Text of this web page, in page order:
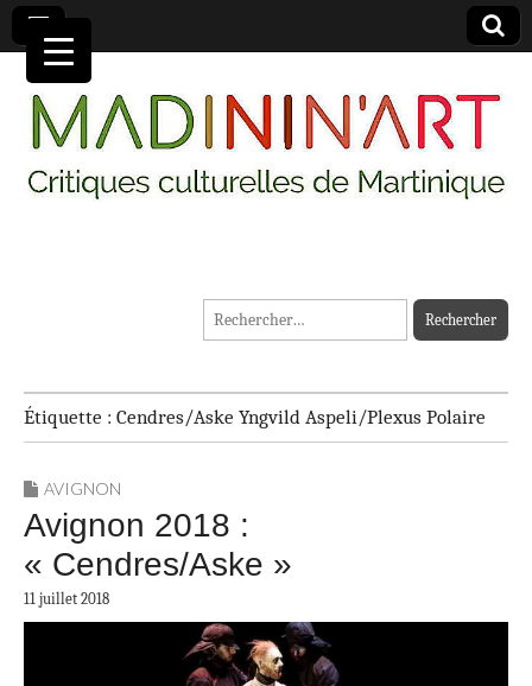
MADININ'ART
Rechercher :
Étiquette : Cendres/Aske Yngvild Aspeli/Plexus Polaire
AVIGNON
Avignon 2018 :
« Cendres/Aske »
11 juillet 2018